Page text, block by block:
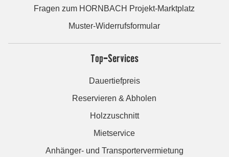
Fragen zum HORNBACH Projekt-Marktplatz
Muster-Widerrufsformular
Top-Services
Dauertiefpreis
Reservieren & Abholen
Holzzuschnitt
Mietservice
Anhänger- und Transportervermietung